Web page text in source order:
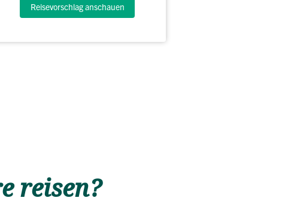
Reisevorschlag anschauen
reisen?